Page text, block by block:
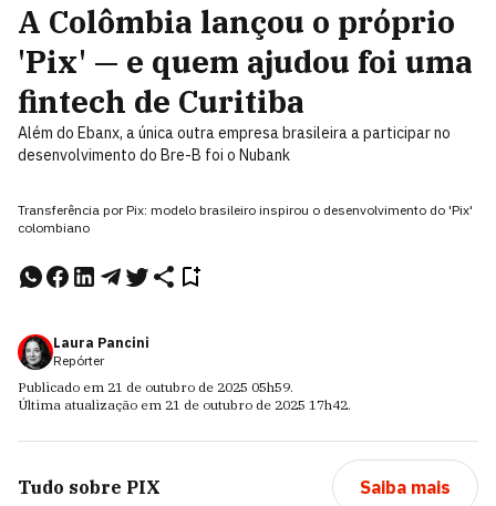
A Colômbia lançou o próprio
'Pix' — e quem ajudou foi uma
fintech de Curitiba
Além do Ebanx, a única outra empresa brasileira a participar no
desenvolvimento do Bre-B foi o Nubank
Transferência por Pix: modelo brasileiro inspirou o desenvolvimento do 'Pix'
colombiano
Laura Pancini
Repórter
Publicado em 21 de outubro de 2025 05h59.
Última atualização em 21 de outubro de 2025 17h42.
Tudo sobre PIX Saiba mais